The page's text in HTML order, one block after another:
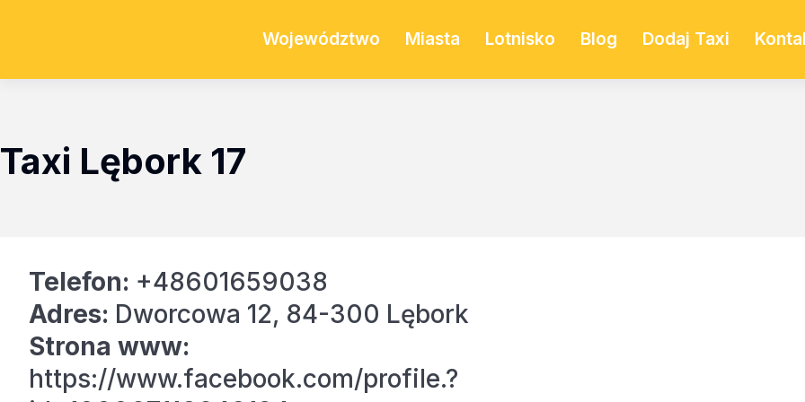
Województwo Miasta Lotnisko Blog Dodaj Taxi
Taxi Lębork 17
Telefon: +48601659038
Adres: Dworcowa 12, 84-300 Lębork
Strona www:
https://www.facebook.com/profile.?